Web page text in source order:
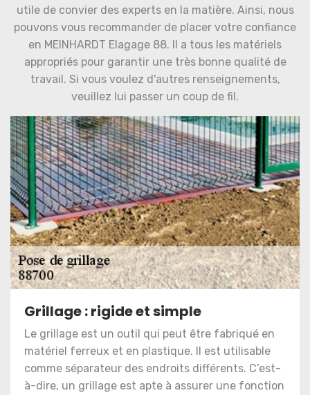
utile de convier des experts en la matière. Ainsi, nous
pouvons vous recommander de placer votre confiance
en MEINHARDT Elagage 88. Il a tous les matériels
appropriés pour garantir une très bonne qualité de
travail. Si vous voulez d'autres renseignements,
veuillez lui passer un coup de fil.
Grillage : rigide et simple
Le grillage est un outil qui peut être fabriqué en
matériel ferreux et en plastique. Il est utilisable
comme séparateur des endroits différents. C’est-
à-dire, un grillage est apte à assurer une fonction